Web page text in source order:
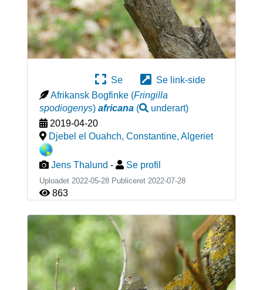
Se
Se link-side
Afrikansk Bogfinke (Fringilla
spodiogenys) africana( underart)
2019-04-20
Djebel el Ouahch, Constantine, Algeriet
Jens Thalund - Se profil
Uploadet 2022-05-28 Publiceret 2022-07-28
863